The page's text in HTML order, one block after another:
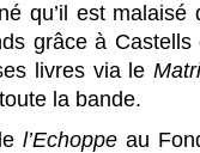
qu’il est malaisé
grâce à Castells
livres via le
la bande.
l’Echoppe au